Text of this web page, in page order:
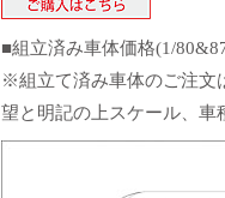
■組立済み車体価格(1/
※組立て済み車体のご注文
望と明記の上スケール、車